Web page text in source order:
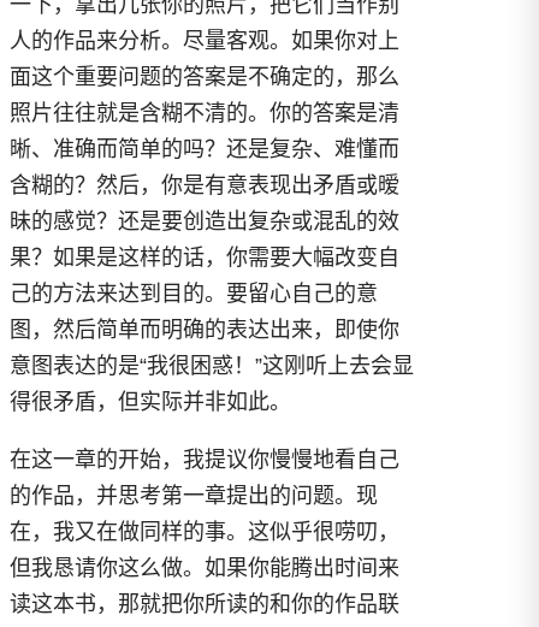
一下，拿出几张你的照片，把它们当作别
人的作品来分析。尽量客观。如果你对上
面这个重要问题的答案是不确定的，那么
照片往往就是含糊不清的。你的答案是清
晰、准确而简单的吗？还是复杂、难懂而
含糊的？然后，你是有意表现出矛盾或暧
昧的感觉？还是要创造出复杂或混乱的效
果？如果是这样的话，你需要大幅改变自
己的方法来达到目的。要留心自己的意
图，然后简单而明确的表达出来，即使你
意图表达的是“我很困惑！”这刚听上去会显
得很矛盾，但实际并非如此。
在这一章的开始，我提议你慢慢地看自己
的作品，并思考第一章提出的问题。现
在，我又在做同样的事。这似乎很唠叨，
但我恳请你这么做。如果你能腾出时间来
读这本书，那就把你所读的和你的作品联